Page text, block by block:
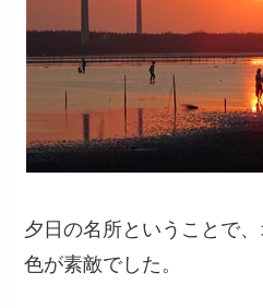
夕日の名所ということで
色が素敵でした。